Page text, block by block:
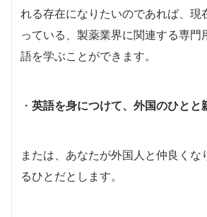
れる存在になりたいのであれば、現
っている、製薬業界に関連する専門
語を学ぶことができます。
・ 英語を身につけて、外国のひとと
または、あなたが外国人と仲良くな
るひとだとします。